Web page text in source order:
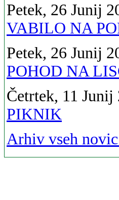
Petek, 26 Junij
VABILO NA
Petek, 26 Junij
POHOD NA
Četrtek, 11 Junij
PIKNIK
Arhiv vseh novic